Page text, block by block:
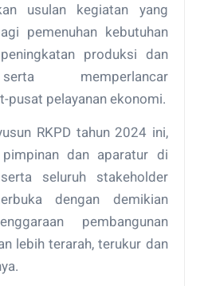
usulan kegiatan yang
pemenuhan kebutuhan
produksi dan
memperlancar
pusat pelayanan ekonomi.
RKPD tahun 2024 ini,
dan aparatur di
seluruh stakeholder
dengan demikian
pembangunan
lebih terarah, terukur dan